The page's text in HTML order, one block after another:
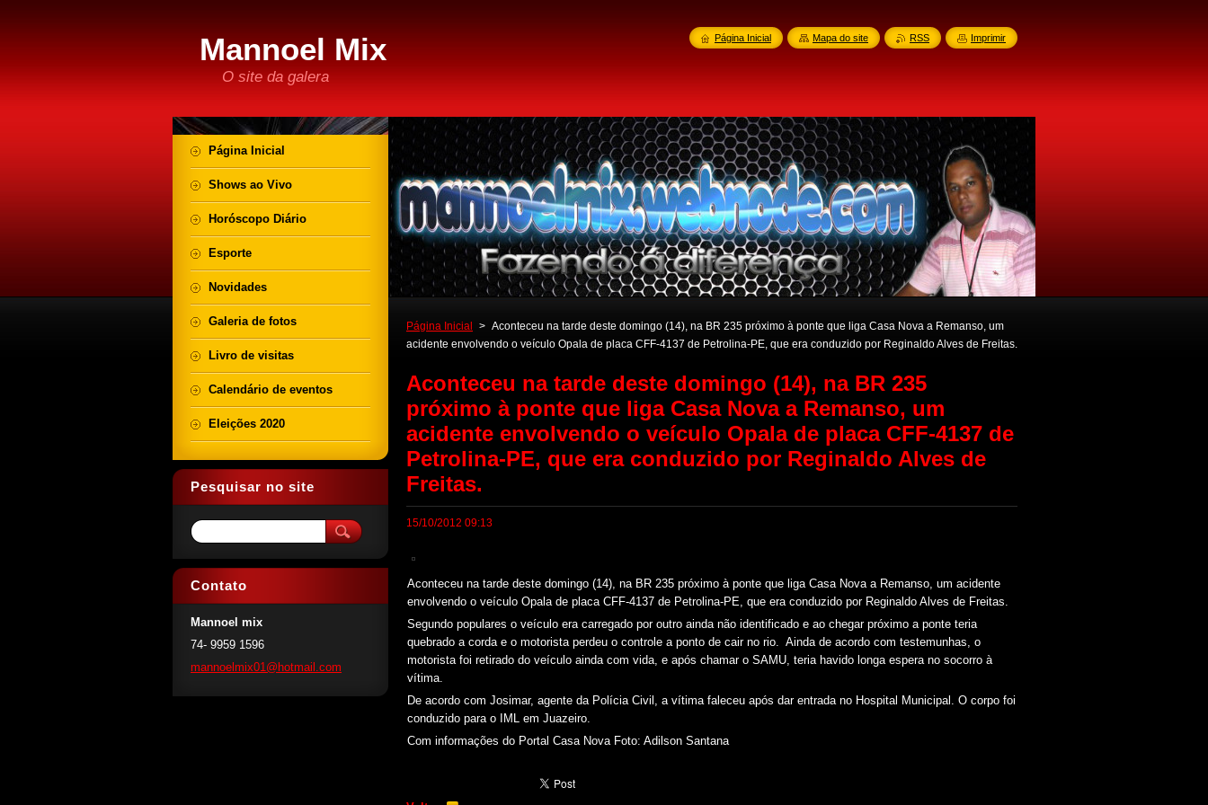
Mannoel Mix
O site da galera
Página Inicial > Aconteceu na tarde deste domingo (14), na BR 235 próximo à ponte que liga Casa Nova a Remanso, um
acidente envolvendo o veículo Opala de placa CFF-4137 de Petrolina-PE, que era conduzido por Reginaldo Alves de Freitas.
Aconteceu na tarde deste domingo (14), na BR 235
próximo à ponte que liga Casa Nova a Remanso, um
acidente envolvendo o veículo Opala de placa CFF-4137 de
Petrolina-PE, que era conduzido por Reginaldo Alves de
Freitas.
15/10/2012 09:13
Aconteceu na tarde deste domingo (14), na BR 235 próximo à ponte que liga Casa Nova a Remanso, um acidente
envolvendo o veículo Opala de placa CFF-4137 de Petrolina-PE, que era conduzido por Reginaldo Alves de Freitas.
Segundo populares o veículo era carregado por outro ainda não identificado e ao chegar próximo a ponte teria
quebrado a corda e o motorista perdeu o controle a ponto de cair no rio. Ainda de acordo com testemunhas, o
motorista foi retirado do veículo ainda com vida, e após chamar o SAMU, teria havido longa espera no socorro à
vítima.
De acordo com Josimar, agente da Polícia Civil, a vítima faleceu após dar entrada no Hospital Municipal. O corpo foi
conduzido para o IML em Juazeiro.
Com informações do Portal Casa Nova Foto: Adilson Santana
Página Inicial
Shows ao Vivo
Horóscopo Diário
Esporte
Novidades
Galeria de fotos
Livro de visitas
Calendário de eventos
Eleições 2020
Pesquisar no site
Contato
Mannoel mix
74- 9959 1596
mannoelmix01@hotmail.com
Página Inicial Mapa do site RSS Imprimir